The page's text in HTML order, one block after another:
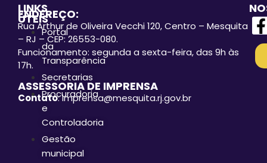
LINKS
ÚTEIS
Portal
da
Transparência
Secretarias
Procuradoria
e
Controladoria
Gestão
municipal
ENDEREÇO:
Rua Arthur de Oliveira Vecchi 120, Centro – Mesquita
– RJ – CEP: 26553-080.
Funcionamento: segunda a sexta-feira, das 9h às
17h.
ASSESSORIA DE IMPRENSA
Contato: imprensa@mesquita.rj.gov.br